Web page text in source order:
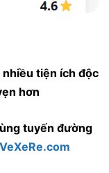
tiện ích độc
hơn
tuyến đường
VeXeRe.com